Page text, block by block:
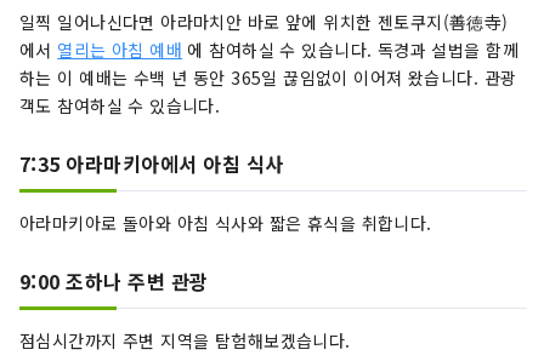
일찍 일어나신다면 아라마치안 바로 앞에 위치한 젠토쿠지(善徳寺)
에서 열리는 아침 예배 에 참여하실 수 있습니다. 독경과 설법을 함께
하는 이 예배는 수백 년 동안 365일 끊임없이 이어져 왔습니다. 관광
객도 참여하실 수 있습니다.
7:35 아라마키아에서 아침 식사
아라마키아로 돌아와 아침 식사와 짧은 휴식을 취합니다.
9:00 조하나 주변 관광
점심시간까지 주변 지역을 탐험해보겠습니다.